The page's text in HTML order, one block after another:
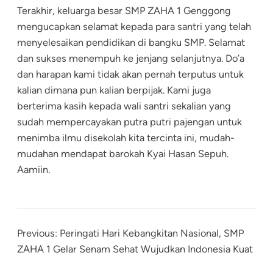
Terakhir, keluarga besar SMP ZAHA 1 Genggong
mengucapkan selamat kepada para santri yang telah
menyelesaikan pendidikan di bangku SMP. Selamat
dan sukses menempuh ke jenjang selanjutnya. Do’a
dan harapan kami tidak akan pernah terputus untuk
kalian dimana pun kalian berpijak. Kami juga
berterima kasih kepada wali santri sekalian yang
sudah mempercayakan putra putri pajengan untuk
menimba ilmu disekolah kita tercinta ini, mudah-
mudahan mendapat barokah Kyai Hasan Sepuh.
Aamiin.
Previous: Peringati Hari Kebangkitan Nasional, SMP
ZAHA 1 Gelar Senam Sehat Wujudkan Indonesia Kuat